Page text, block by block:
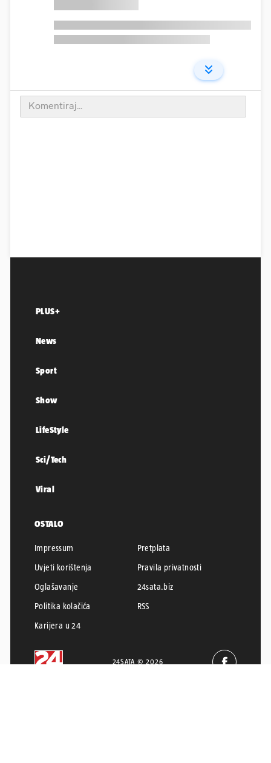
PLUS+
News
Sport
Show
LifeStyle
Sci/Tech
Viral
OSTALO
Impressum
Pretplata
Uvjeti korištenja
Pravila privatnosti
Oglašavanje
24sata.biz
Politika kolačića
RSS
Karijera u 24
24SATA © 2026